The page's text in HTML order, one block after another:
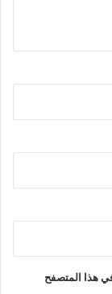
هذا المتصفح